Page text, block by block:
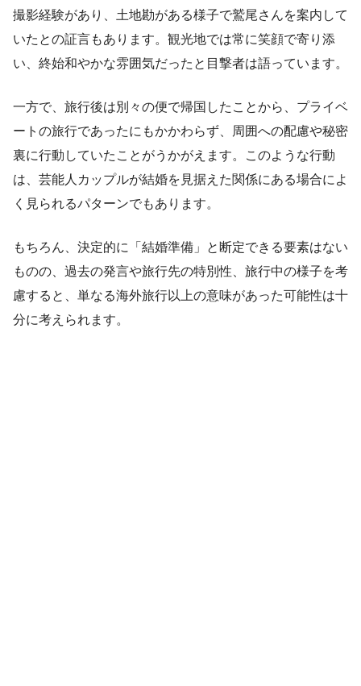
撮影経験があり、土地勘がある様子で鷲尾さんを案内して
いたとの証言もあります。観光地では常に笑顔で寄り添
い、終始和やかな雰囲気だったと目撃者は語っています。
一方で、旅行後は別々の便で帰国したことから、プライベ
ートの旅行であったにもかかわらず、周囲への配慮や秘密
裏に行動していたことがうかがえます。このような行動
は、芸能人カップルが結婚を見据えた関係にある場合によ
く見られるパターンでもあります。
もちろん、決定的に「結婚準備」と断定できる要素はない
ものの、過去の発言や旅行先の特別性、旅行中の様子を考
慮すると、単なる海外旅行以上の意味があった可能性は十
分に考えられます。